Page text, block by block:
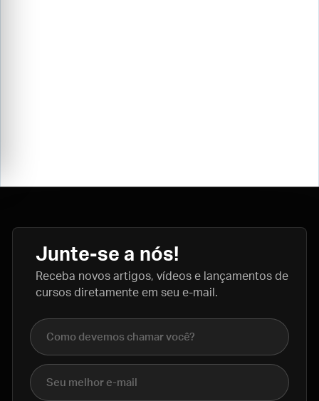
Junte-se a nós!
Receba novos artigos, vídeos e lançamentos de
cursos diretamente em seu e-mail.
Nome completo
E-mail